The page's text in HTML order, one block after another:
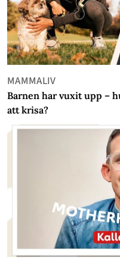
MAMMALIV
Barnen har vuxit upp –
att krisa?